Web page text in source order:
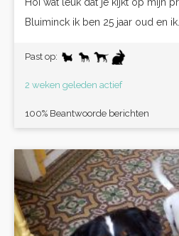
Bluiminck ik ben 25 jaar oud en ik...
Past op:
2 weken geleden actief
100% Beantwoorde berichten